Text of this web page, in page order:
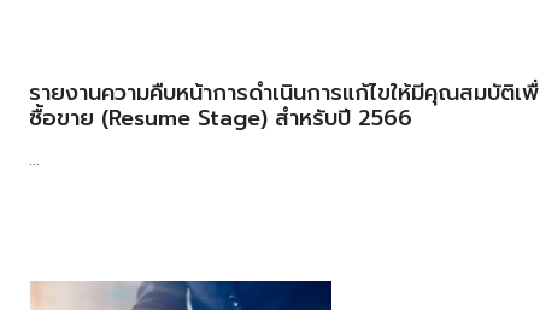
รายงานความคืบหน้าการดำเนินการแก้ไขให้มีคุณสมบัติเ
ซื้อขาย (Resume Stage) สำหรับปี 2566
...